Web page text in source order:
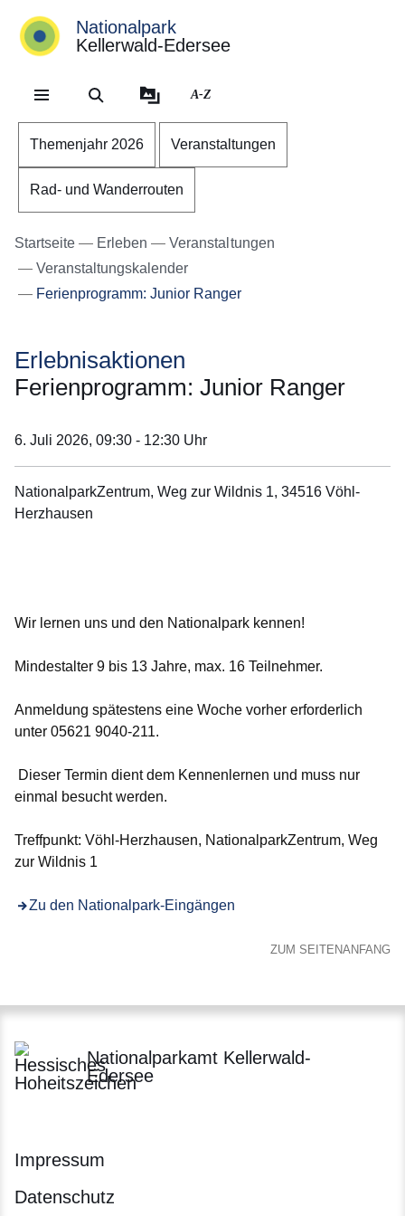
Direkt zum Kopf der
Direkt zum Inhalt
Direkt zum Fuß der
Nationalpark
Kellerwald-Edersee
A-Z
Themenjahr 2026 Veranstaltungen
Rad- und Wanderrouten
Startseite Erleben
Veranstaltungen
Veranstaltungskalender
Ferienprogramm: Junior Ranger
Erlebnisaktionen
Ferienprogramm: Junior Ranger
6. Juli 2026, 09:30 - 12:30 Uhr
NationalparkZentrum, Weg zur Wildnis 1, 34516 Vöhl-
Herzhausen
Wir lernen uns und den Nationalpark kennen!
Mindestalter 9 bis 13 Jahre, max. 16 Teilnehmer.
Anmeldung spätestens eine Woche vorher erforderlich
unter 05621 9040-211.
Dieser Termin dient dem Kennenlernen und muss nur
einmal besucht werden.
Treffpunkt: Vöhl-Herzhausen, NationalparkZentrum, Weg
zur Wildnis 1
Zu den Nationalpark-Eingängen
ZUM SEITENANFANG
Nationalparkamt Kellerwald-
Edersee
Impressum
Datenschutz